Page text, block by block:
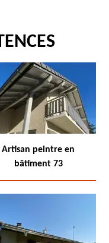
Artisan peintre en
bâtiment 73